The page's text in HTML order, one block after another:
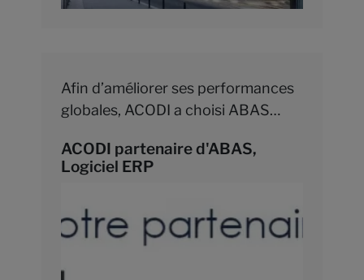
Afin d’améliorer ses performances
globales, ACODI a choisi ABAS
ACODI partenaire d'ABAS,
Logiciel ERP